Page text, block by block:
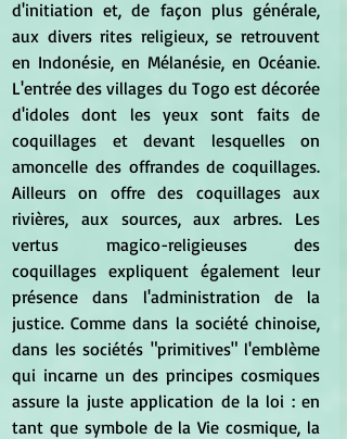
d'initiation et, de façon plus générale,
aux divers rites religieux, se retrouvent
en Indonésie, en Mélanésie, en Océanie.
L'entrée des villages du Togo est décorée
d'idoles dont les yeux sont faits de
coquillages et devant lesquelles on
amoncelle des offrandes de coquillages.
Ailleurs on offre des coquillages aux
rivières, aux sources, aux arbres. Les
vertus magico-religieuses des
coquillages expliquent également leur
présence dans l'administration de la
justice. Comme dans la société chinoise,
dans les sociétés "primitives" l'emblème
qui incarne un des principes cosmiques
assure la juste application de la loi : en
tant que symbole de la Vie cosmique, la